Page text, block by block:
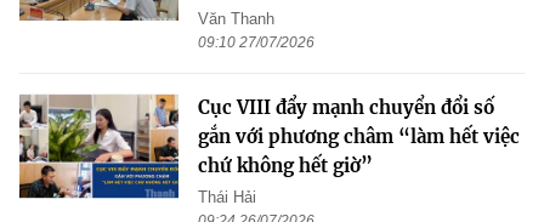
Văn Thanh
09:10 27/07/2026
Cục VIII đẩy mạnh chuyển đổi số
gắn với phương châm “làm hết việc
chứ không hết giờ”
Thái Hải